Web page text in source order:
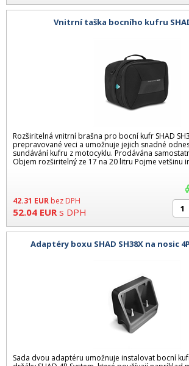
Vnitrní taška bocního kufru
Rozširitelná vnitrní brašna pro bocní kufr SHAD
prepravované veci a umožnuje jejich snadné
sundávání kufru z motocyklu. Prodávána
Objem rozširitelný ze 17 na 20 litru Pojme vetšinu
42.31 EUR bez DPH
52.04 EUR s DPH
Adaptéry boxu SHAD SH38X na nosic
Sada dvou adaptéru umožnuje instalovat bocní